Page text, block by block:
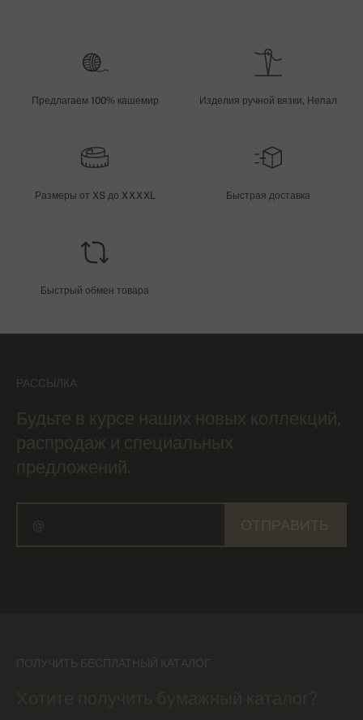
Предлагаем 100% кашемир Изделия ручной вязки, Непал
Размеры от XS до XXXXL Быстрая доставка
Быстрый обмен товара
РАССЫЛКА
Будьте в курсе наших новых коллекций,
распродаж и специальных
предложений.
ПОЛУЧИТЬ БЕСПЛАТНЫЙ КАТАЛОГ